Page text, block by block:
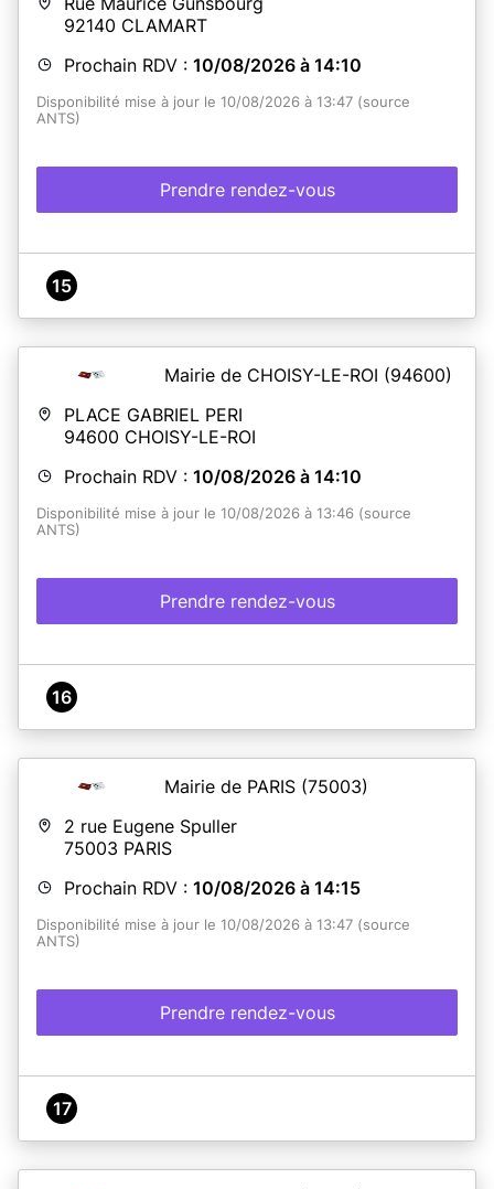
92140 CLAMART
Prochain RDV : 10/08/2026 à 14:10
Disponibilité mise à jour le 10/08/2026 à 13:47 (source
ANTS)
Prendre rendez-vous
15
Mairie de CHOISY-LE-ROI (94600)
PLACE GABRIEL PERI
94600 CHOISY-LE-ROI
Prochain RDV : 10/08/2026 à 14:10
Disponibilité mise à jour le 10/08/2026 à 13:46 (source
ANTS)
Prendre rendez-vous
16
Mairie de PARIS (75003)
2 rue Eugene Spuller
75003 PARIS
Prochain RDV : 10/08/2026 à 14:15
Disponibilité mise à jour le 10/08/2026 à 13:47 (source
ANTS)
Prendre rendez-vous
17